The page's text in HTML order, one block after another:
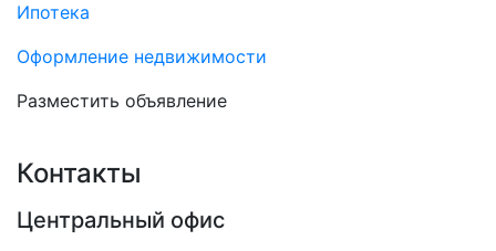
Ипотека
Оформление недвижимости
Разместить объявление
Контакты
Центральный офис